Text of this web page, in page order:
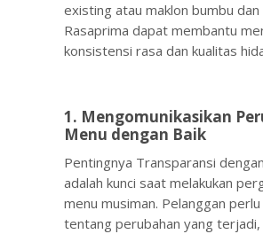
existing atau maklon bumbu
Rasaprima dapat membantu
konsistensi rasa dan kualitas
1. Mengomunikasikan
Menu dengan Baik
Pentingnya Transparansi
adalah kunci saat melakukan
menu musiman. Pelanggan
tentang perubahan yang terjadi,